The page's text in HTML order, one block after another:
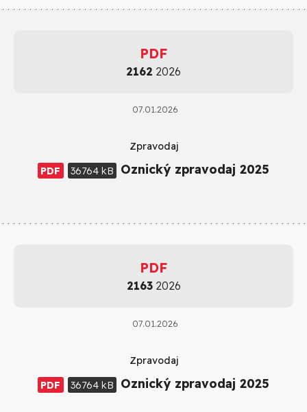
PDF
2162 2026
07.01.2026
Zpravodaj
PDF
36764 kB Oznický zpravodaj 2025
PDF
2163 2026
07.01.2026
Zpravodaj
PDF
36764 kB Oznický zpravodaj 2025